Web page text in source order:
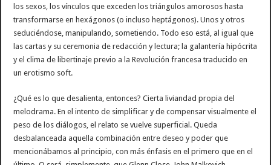
los sexos, los vínculos que exceden los triángulos amorosos hasta
transformarse en hexágonos (o incluso heptágonos). Unos y otros
seduciéndose, manipulando, sometiendo. Todo eso está, al igual que
las cartas y su ceremonia de redacción y lectura; la galantería hipócrita
y el clima de libertinaje previo a la Revolución francesa traducido en
un erotismo soft.
¿Qué es lo que desalienta, entonces? Cierta liviandad propia del
melodrama. En el intento de simplificar y de compensar visualmente el
peso de los diálogos, el relato se vuelve superficial. Queda
desbalanceada aquella combinación entre deseo y poder que
mencionábamos al principio, con más énfasis en el primero que en el